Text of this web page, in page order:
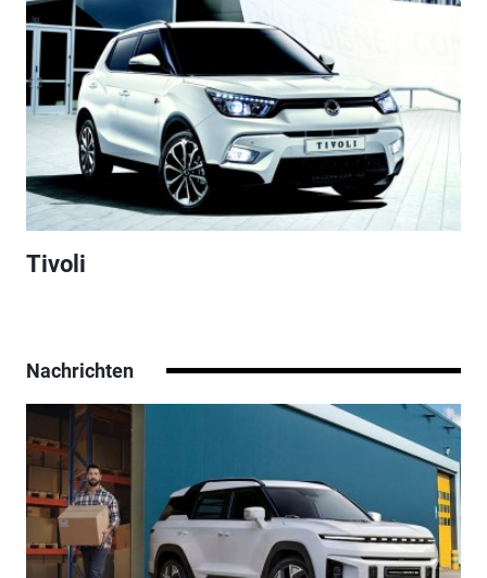
Tivoli
Nachrichten